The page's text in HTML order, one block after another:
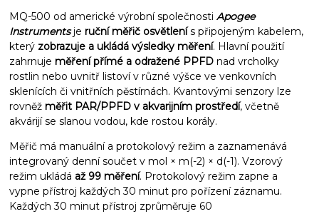
MQ-500 od americké výrobní společnostiApogee
Instrumentsjeruční měřič osvětlenís připojeným kabelem,
který zobrazuje a ukládá výsledky měření. Hlavní použití
zahrnujeměření přímé a odražené PPFD nad vrcholky
rostlin nebo uvnitř listoví v různé výšce ve venkovních
sklenících či vnitřních pěstírnách. Kvantovými senzory lze
rovněžměřit PAR/PPFD v akvarijním prostředí, včetně
akvárijí se slanou vodou, kde rostou korály.
Měřič má manuální a protokolový režim a zaznamenává
integrovaný denní součet v mol × m(-2) × d(-1). Vzorový
režim ukládá až 99 měření. Protokolový režim zapne a
vypne přístroj každých 30 minut pro pořízení záznamu.
Každých 30 minut přístroj zprůměruje 60